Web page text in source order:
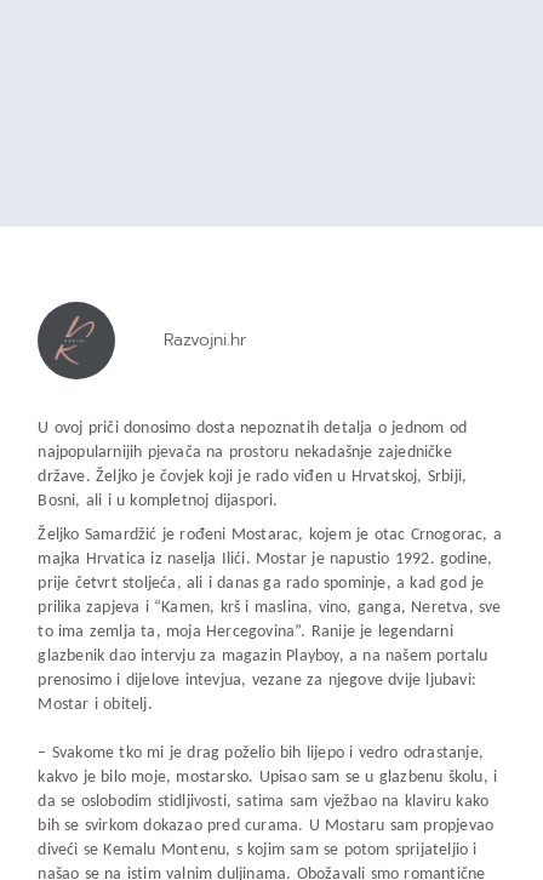
Razvojni.hr
U ovoj priči donosimo dosta nepoznatih detalja o jednom od
najpopularnijih pjevača na prostoru nekadašnje zajedničke
države. Željko je čovjek koji je rado viđen u Hrvatskoj, Srbiji,
Bosni, ali i u kompletnoj dijaspori.
Željko Samardžić je rođeni Mostarac, kojem je otac Crnogorac, a
majka Hrvatica iz naselja Ilići. Mostar je napustio 1992. godine,
prije četvrt stoljeća, ali i danas ga rado spominje, a kad god je
prilika zapjeva i “Kamen, krš i maslina, vino, ganga, Neretva, sve
to ima zemlja ta, moja Hercegovina”. Ranije je legendarni
glazbenik dao intervju za magazin Playboy, a na našem portalu
prenosimo i dijelove intevjua, vezane za njegove dvije ljubavi:
Mostar i obitelj.
– Svakome tko mi je drag poželio bih lijepo i vedro odrastanje,
kakvo je bilo moje, mostarsko. Upisao sam se u glazbenu školu, i
da se oslobodim stidljivosti, satima sam vježbao na klaviru kako
bih se svirkom dokazao pred curama. U Mostaru sam propjevao
diveći se Kemalu Montenu, s kojim sam se potom sprijateljio i
našao se na istim valnim duljinama. Obožavali smo romantične